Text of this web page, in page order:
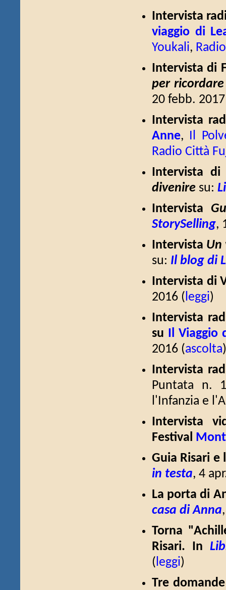
Intervista
viaggio di
Youkali,
Intervista di
per ricordare
20 febb.
Intervista
Anne, Il
Radio Città
Intervista di
divenire su:
Intervista
StorySelling,
Intervista Un
su: Il blog di
Intervista di
2016 (leggi)
Intervista
su Il Viaggio
2016 (ascolta)
Intervista
Puntata n.
l'Infanzia e
Intervista
Festival
Guia Risari
in testa, 4
La porta di
casa di Anna
Torna
Risari. In
(leggi)
Tre